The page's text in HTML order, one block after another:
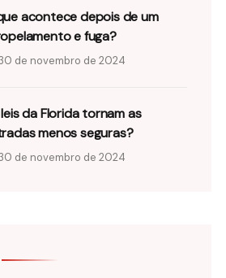
acontece depois de um
e fuga?
de novembro de 2024
da Florida tornam as
menos seguras?
de novembro de 2024